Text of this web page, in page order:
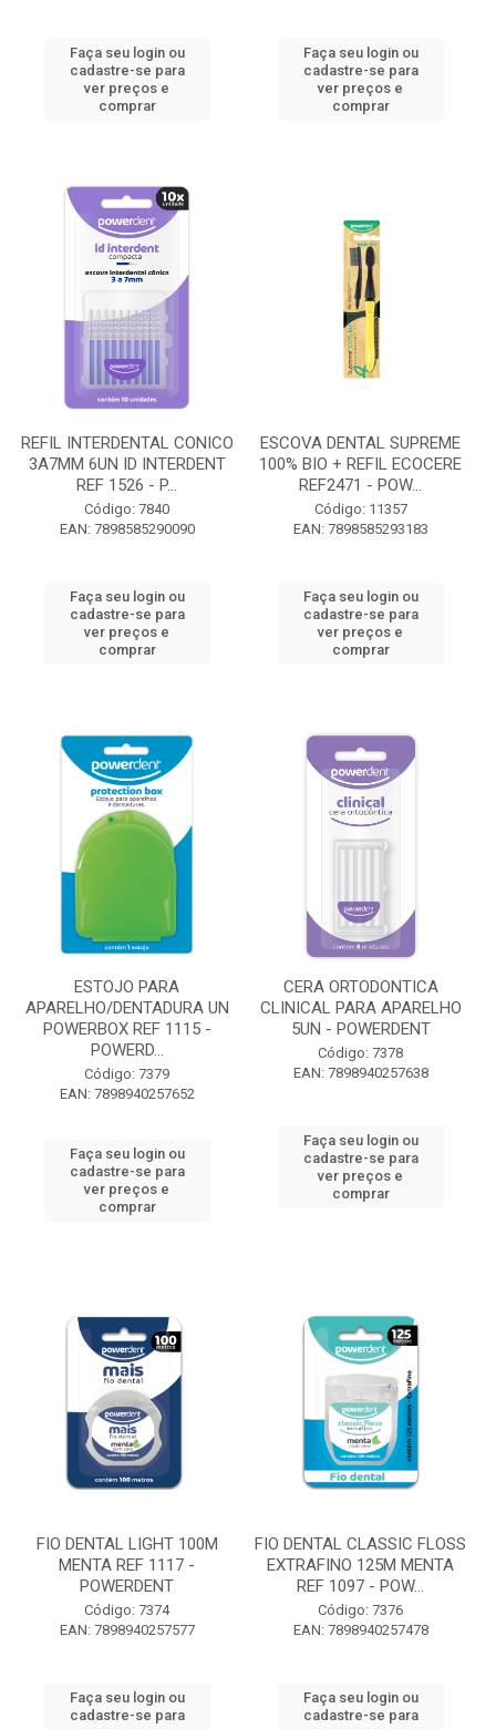
Faça seu login ou
cadastre-se para
ver preços e
comprar
Faça seu login ou
cadastre-se para
ver preços e
comprar
REFIL INTERDENTAL CONICO
3A7MM 6UN ID INTERDENT
REF 1526 - P...
Código: 7840
EAN: 7898585290090
Faça seu login ou
cadastre-se para
ver preços e
comprar
ESCOVA DENTAL SUPREME
100% BIO + REFIL ECOCERE
REF2471 - POW...
Código: 11357
EAN: 7898585293183
Faça seu login ou
cadastre-se para
ver preços e
comprar
ESTOJO PARA
APARELHO/DENTADURA UN
POWERBOX REF 1115 -
POWERD...
Código: 7379
EAN: 7898940257652
Faça seu login ou
cadastre-se para
ver preços e
comprar
CERA ORTODONTICA
CLINICAL PARA APARELHO
5UN - POWERDENT
Código: 7378
EAN: 7898940257638
Faça seu login ou
cadastre-se para
ver preços e
comprar
FIO DENTAL LIGHT 100M
MENTA REF 1117 -
POWERDENT
Código: 7374
EAN: 7898940257577
Faça seu login ou
cadastre-se para
FIO DENTAL CLASSIC FLOSS
EXTRAFINO 125M MENTA
REF 1097 - POW...
Código: 7376
EAN: 7898940257478
Faça seu login ou
cadastre-se para